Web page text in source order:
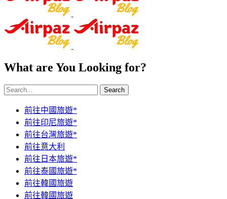
What are You Looking for?
Search
前往中國旅遊*
前往印尼旅遊*
前往台灣旅遊*
前往意大利
前往日本旅遊*
前往泰國旅遊*
前往韓國旅遊
前往韓國旅遊